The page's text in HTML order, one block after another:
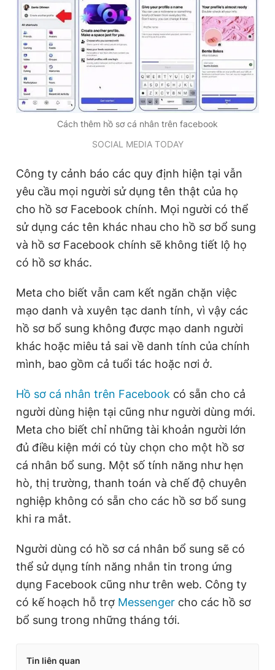
Cách thêm hồ sơ cá nhân trên facebook
SOCIAL MEDIA TODAY
Công ty cảnh báo các quy định hiện tại vẫn
yêu cầu mọi người sử dụng tên thật của họ
cho hồ sơ Facebook chính. Mọi người có thể
sử dụng các tên khác nhau cho hồ sơ bổ sung
và hồ sơ Facebook chính sẽ không tiết lộ họ
có hồ sơ khác.
Meta cho biết vẫn cam kết ngăn chặn việc
mạo danh và xuyên tạc danh tính, vì vậy các
hồ sơ bổ sung không được mạo danh người
khác hoặc miêu tả sai về danh tính của chính
mình, bao gồm cả tuổi tác hoặc nơi ở.
Hồ sơ cá nhân trên Facebook có sẵn cho cả
người dùng hiện tại cũng như người dùng mới.
Meta cho biết chỉ những tài khoản người lớn
đủ điều kiện mới có tùy chọn cho một hồ sơ
cá nhân bổ sung. Một số tính năng như hẹn
hò, thị trường, thanh toán và chế độ chuyên
nghiệp không có sẵn cho các hồ sơ bổ sung
khi ra mắt.
Người dùng có hồ sơ cá nhân bổ sung sẽ có
thể sử dụng tính năng nhắn tin trong ứng
dụng Facebook cũng như trên web. Công ty
có kế hoạch hỗ trợ Messenger cho các hồ sơ
bổ sung trong những tháng tới.
Tin liên quan